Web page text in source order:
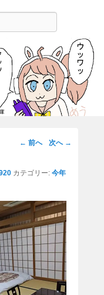
隔離倉庫
てくれたサイトです。
画
ー
シ
ョ
ン
← 前へ 次へ →
カテゴリー: 今年